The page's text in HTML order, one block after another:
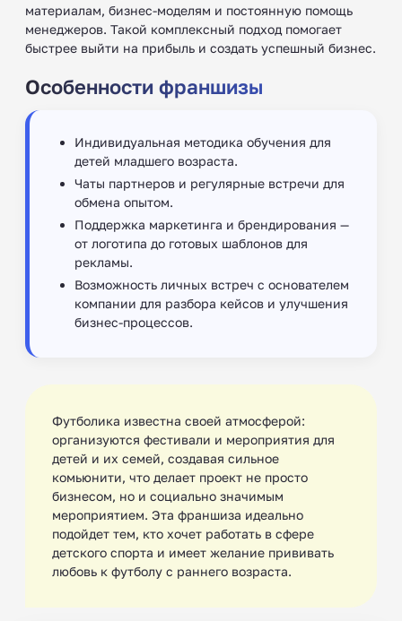
материалам, бизнес-моделям и постоянную помощь
менеджеров. Такой комплексный подход помогает
быстрее выйти на прибыль и создать успешный бизнес.
Особенности франшизы
Индивидуальная методика обучения для
детей младшего возраста.
Чаты партнеров и регулярные встречи для
обмена опытом.
Поддержка маркетинга и брендирования —
от логотипа до готовых шаблонов для
рекламы.
Возможность личных встреч с основателем
компании для разбора кейсов и улучшения
бизнес-процессов.
Футболика известна своей атмосферой:
организуются фестивали и мероприятия для
детей и их семей, создавая сильное
комьюнити, что делает проект не просто
бизнесом, но и социально значимым
мероприятием. Эта франшиза идеально
подойдет тем, кто хочет работать в сфере
детского спорта и имеет желание прививать
любовь к футболу с раннего возраста.